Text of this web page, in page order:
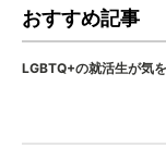
おすすめ記事
LGBTQ+の就活生が気